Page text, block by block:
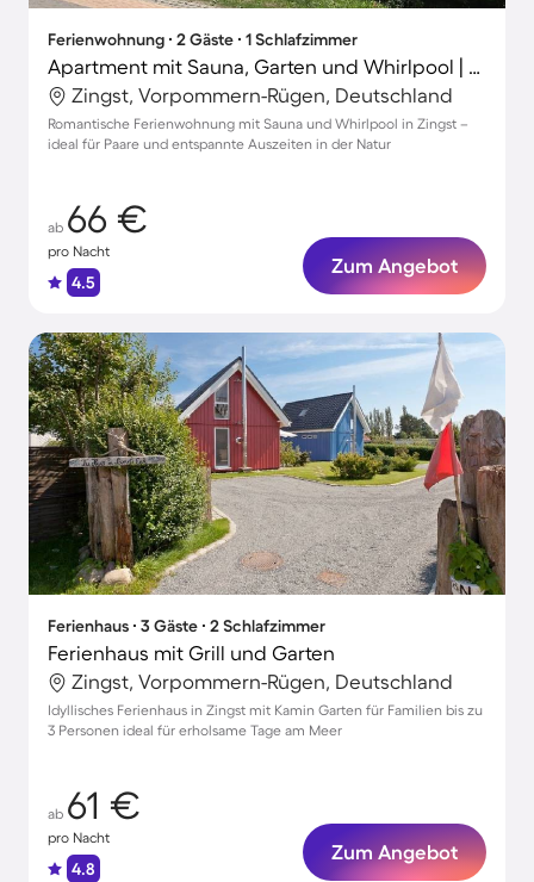
Ferienwohnung ∙ 2 Gäste ∙ 1 Schlafzimmer
Apartment mit Sauna, Garten und Whirlpool | Stadtblick
Zingst, Vorpommern-Rügen, Deutschland
Romantische Ferienwohnung mit Sauna und Whirlpool in Zingst –
ideal für Paare und entspannte Auszeiten in der Natur
ab 66 €
pro Nacht
4.5
Zum Angebot
Ferienhaus ∙ 3 Gäste ∙ 2 Schlafzimmer
Ferienhaus mit Grill und Garten
Zingst, Vorpommern-Rügen, Deutschland
Idyllisches Ferienhaus in Zingst mit Kamin Garten für Familien bis zu
3 Personen ideal für erholsame Tage am Meer
ab 61 €
pro Nacht
4.8
Zum Angebot